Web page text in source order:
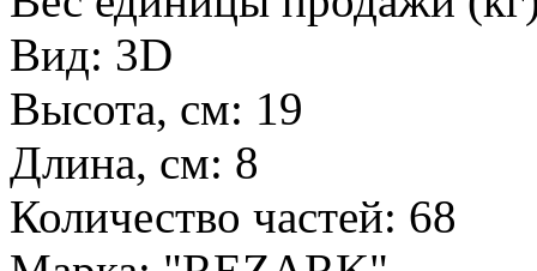
Вид: 3D
Высота, см: 19
Длина, см: 8
Количество частей: 68